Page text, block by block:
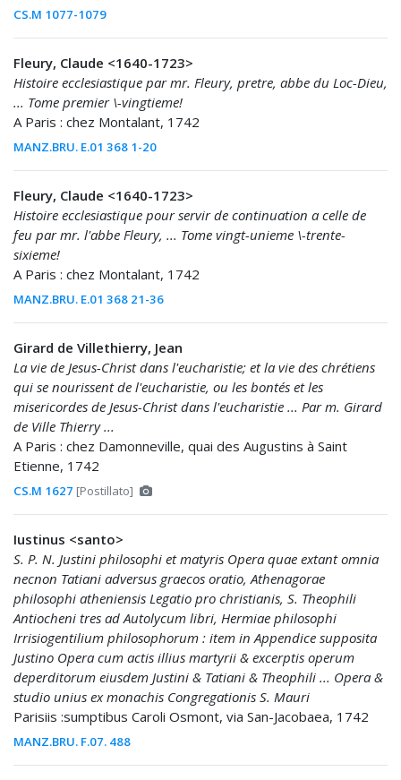
CS.M 1077-1079
Fleury, Claude <1640-1723>
Histoire ecclesiastique par mr. Fleury, pretre, abbe du Loc-Dieu,
... Tome premier \-vingtieme!
A Paris : chez Montalant, 1742
MANZ.BRU. E.01 368 1-20
Fleury, Claude <1640-1723>
Histoire ecclesiastique pour servir de continuation a celle de
feu par mr. l'abbe Fleury, ... Tome vingt-unieme \-trente-
sixieme!
A Paris : chez Montalant, 1742
MANZ.BRU. E.01 368 21-36
Girard de Villethierry, Jean
La vie de Jesus-Christ dans l'eucharistie; et la vie des chrétiens
qui se nourissent de l'eucharistie, ou les bontés et les
misericordes de Jesus-Christ dans l'eucharistie ... Par m. Girard
de Ville Thierry ...
A Paris : chez Damonneville, quai des Augustins à Saint
Etienne, 1742
CS.M 1627 [Postillato]
Iustinus <santo>
S. P. N. Justini philosophi et matyris Opera quae extant omnia
necnon Tatiani adversus graecos oratio, Athenagorae
philosophi atheniensis Legatio pro christianis, S. Theophili
Antiocheni tres ad Autolycum libri, Hermiae philosophi
Irrisiogentilium philosophorum : item in Appendice supposita
Justino Opera cum actis illius martyrii & excerptis operum
deperditorum eiusdem Justini & Tatiani & Theophili ... Opera &
studio unius ex monachis Congregationis S. Mauri
Parisiis :sumptibus Caroli Osmont, via San-Jacobaea, 1742
MANZ.BRU. F.07. 488